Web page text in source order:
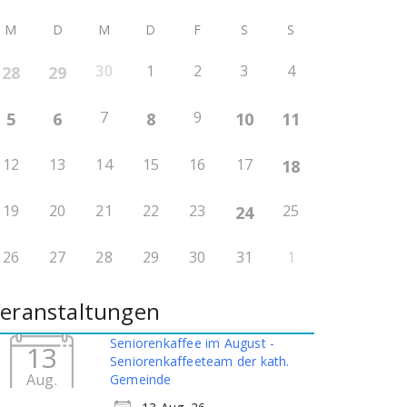
M D M D F S S
28 29 30 1 2 3 4
5 6 7 8 9 10 11
12 13 14 15 16 17 18
19 20 21 22 23 24 25
26 27 28 29 30 31 1
13
Aug.
Seniorenkaffee im August -
Seniorenkaffeeteam der kath.
Gemeinde